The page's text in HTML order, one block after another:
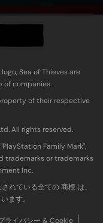
Sea of Thieves are
of companies.
of their respective
All rights reserved.
Family Mark",
trademarks or trademarks
Inc.
ている全ての 商標 は、
ます。
ライバシー & Cookie